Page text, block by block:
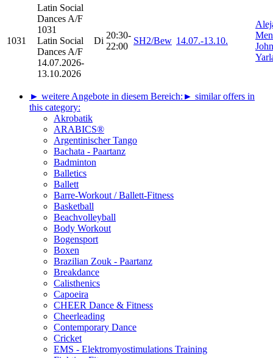
1031
Latin Social
Dances A/F
1031
Latin Social
Dances A/F
14.07.2026-
13.10.2026
Di
20:30-
22:00
SH2/Bew 14.07.-13.10.
► weitere Angebote in diesem Bereich: ► similar offers in
this category:
Akrobatik
ARABICS®
Argentinischer Tango
Bachata - Paartanz
Badminton
Balletics
Ballett
Barre-Workout / Ballett-Fitness
Basketball
Beachvolleyball
Body Workout
Bogensport
Boxen
Brazilian Zouk - Paartanz
Breakdance
Calisthenics
Capoeira
CHEER Dance & Fitness
Cheerleading
Contemporary Dance
Cricket
EMS - Elektromyostimulations Training